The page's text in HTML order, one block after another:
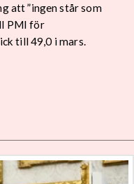
att ”ingen står som
PMI för
till 49,0 i mars.